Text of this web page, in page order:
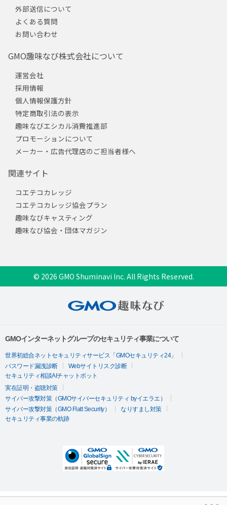
外部送信について
よくある質問
お問い合わせ
GMO趣味なび株式会社について
運営会社
採用情報
個人情報保護方針
特定商取引法の表示
趣味なびエシカル消費推進部
プロモーションについて
メーカー・広告代理店のご担当者様へ
関連サイト
コエテコカレッジ
コエテコカレッジ協会プラン
趣味なびキャスティング
趣味なび協会・団体マガジン
© 2026 GMO Shuminavi Inc. All Rights Reserved.